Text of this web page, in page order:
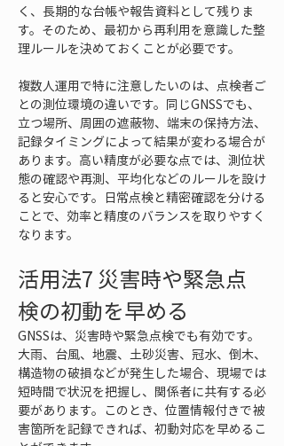
く、長期的な台帳や報告資料として残りま
す。そのため、最初から再利用を意識した整
理ルールを決めておくことが必要です。
複数人運用で特に注意したいのは、点検者ご
との測位環境の違いです。同じGNSSでも、
立つ場所、周囲の遮蔽物、端末の保持方法、
記録タイミングによって結果が変わる場合が
あります。高い精度が必要な点では、測位状
態の確認や再測、平均化などのルールを設け
ると安心です。日常点検と精密確認を分ける
ことで、効率と精度のバランスを取りやすく
なります。
活用法7 災害時や緊急点
検の初動を早める
GNSSは、災害時や緊急点検でも有効です。
大雨、台風、地震、土砂災害、冠水、倒木、
構造物の破損などが発生した場合、現場では
短時間で状況を把握し、関係者に共有する必
要があります。このとき、位置情報付きで被
害箇所を記録できれば、初動対応を早めるこ